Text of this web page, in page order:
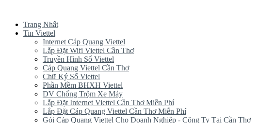
Trang Nhất
Tin Viettel
Internet Cáp Quang Viettel
Lắp Đặt Wifi Viettel Cần Thơ
Truyền Hình Số Viettel
Cáp Quang Viettel Cần Thơ
Chữ Ký Số Viettel
Phần Mềm BHXH Viettel
DV Chống Trộm Xe Máy
Lắp Đặt Internet Viettel Cần Thơ Miễn Phí
Lắp Đặt Cáp Quang Viettel Cần Thơ Miễn Phí
Gói Cáp Quang Viettel Cho Doanh Nghiệp - Công Ty Tại Cần Thơ